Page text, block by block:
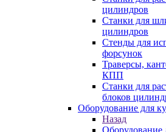
цилиндров
Станки для
цилиндров
Стенды для
форсунок
Траверсы,
КПП
Станки для
блоков
Оборудование для
Назад
Оборудование